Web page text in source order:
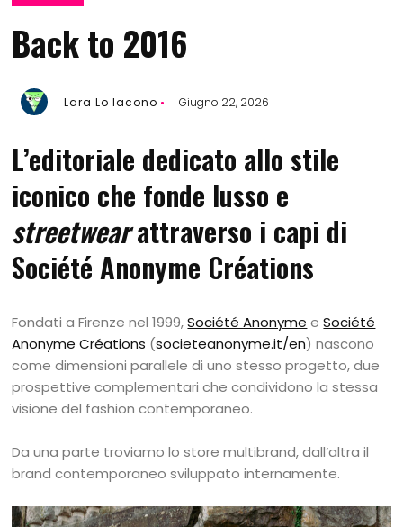
Back to 2016
Lara Lo Iacono Giugno 22, 2026
L’editoriale dedicato allo stile
iconico che fonde lusso e
streetwearattraverso i capi di
Société Anonyme Créations
Fondati a Firenze nel 1999,Société Anonyme eSociété
Anonyme Créations (societeanonyme.it/en) nascono
come dimensioni parallele di uno stesso progetto, due
prospettive complementari che condividono la stessa
visione del fashion contemporaneo.
Da una parte troviamo lo store multibrand, dall’altra il
brand contemporaneo sviluppato internamente.